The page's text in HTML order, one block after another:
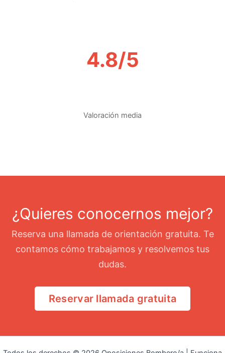
4.8/5
Valoración media
¿Quieres conocernos mejor?
Reserva una llamada de orientación gratuita. Te
contamos cómo trabajamos y resolvemos tus
dudas.
Reservar llamada gratuita